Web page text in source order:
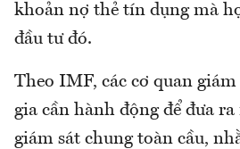
khoản nợ thẻ tín dụng mà
đầu tư đó.
Theo IMF, các cơ quan
gia cần hành động để đưa
giám sát chung toàn cầu,